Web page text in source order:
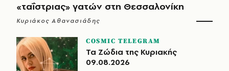
«ταΐστριας» γατών στη Θεσσαλονίκη
Κυριάκος Αθανασιάδης
COSMIC TELEGRAM
Τα Ζώδια της Κυριακής
09.08.2026